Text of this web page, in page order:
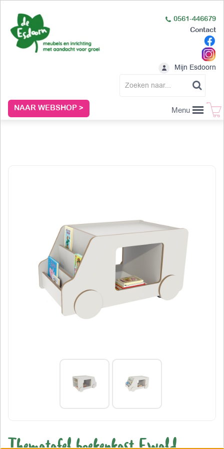
NAAR WEBSHOP >
0561-446679
Contact
Mijn Esdoorn
Menu
Thematafel boekenkast Ewald